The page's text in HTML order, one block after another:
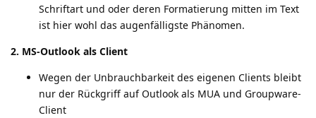
Schriftart und oder deren Formatierung mitten im Text
ist hier wohl das augenfälligste Phänomen.
2. MS-Outlook als Client
Wegen der Unbrauchbarkeit des eigenen Clients bleibt
nur der Rückgriff auf Outlook als MUA und Groupware-
Client